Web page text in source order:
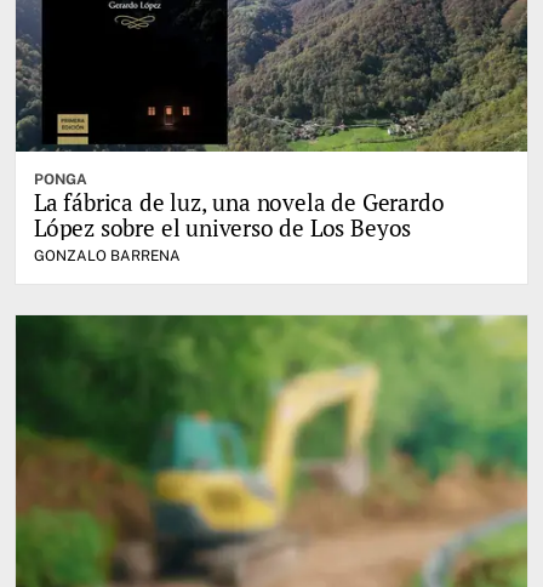
PONGA
La fábrica de luz, una novela de Gerardo
López sobre el universo de Los Beyos
GONZALO BARRENA